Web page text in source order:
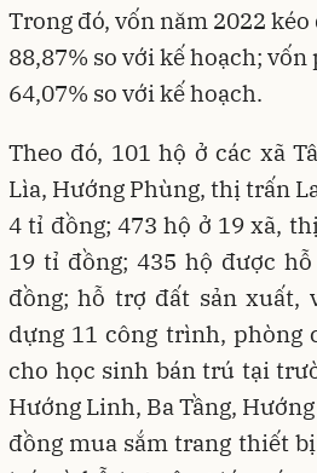
Trong đó, vốn năm 2022
88,87% so với kế hoạch;
64,07% so với kế hoạch.
Theo đó, 101 hộ ở các xã
Lìa, Hướng Phùng, thị trấn
4 tỉ đồng; 473 hộ ở 19 xã,
19 tỉ đồng; 435 hộ được
đồng; hỗ trợ đất sản xuất,
dựng 11 công trình, phòng
cho học sinh bán trú tại
Hướng Linh, Ba Tầng,
đồng mua sắm trang thiết